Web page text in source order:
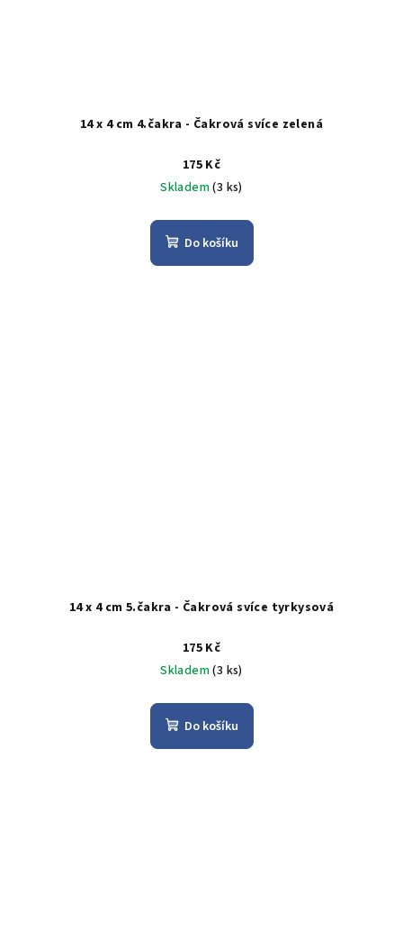
14 x 4 cm 4.čakra - Čakrová svíce zelená
175 Kč
Skladem(3 ks)
Do košíku
14 x 4 cm 5.čakra - Čakrová svíce tyrkysová
175 Kč
Skladem(3 ks)
Do košíku